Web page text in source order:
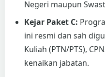
Negeri maupun
Kejar Paket C:
ini resmi dan sah
Kuliah (PTN/PTS),
kenaikan jabatan.